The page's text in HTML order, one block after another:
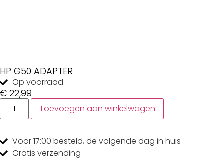
HP G50 ADAPTER
Op voorraad
€ 22,99
Toevoegen aan winkelwagen
Voor 17:00 besteld, de volgende dag in huis
Gratis verzending